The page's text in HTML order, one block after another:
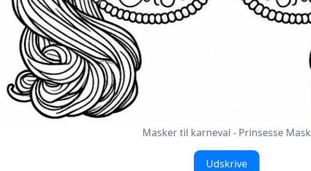
Masker til karneval - Prinsesse Mask
Udskrive